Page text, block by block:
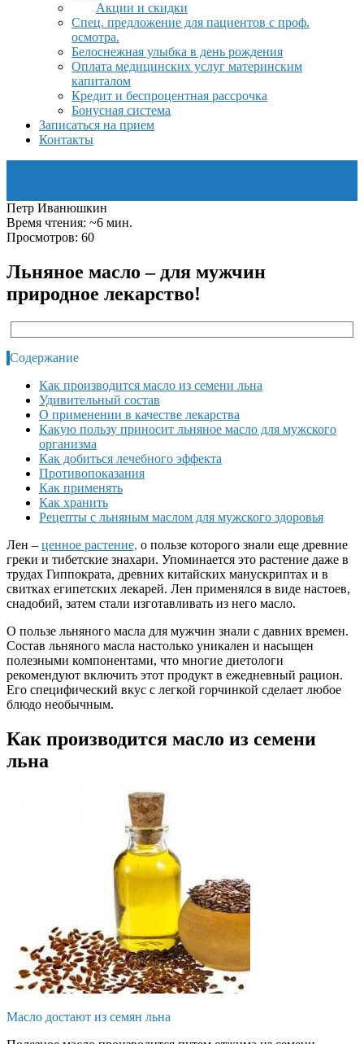
Акции и скидки
Спец. предложение для пациентов с проф.
осмотра.
Белоснежная улыбка в день рождения
Оплата медицинских услуг материнским
капиталом
Кредит и беспроцентная рассрочка
Бонусная система
Записаться на прием
Контакты
Петр Иванюшкин
Время чтения: ~6 мин.
Просмотров: 60
Льняное масло – для мужчин
природное лекарство!
Содержание
Как производится масло из семени льна
Удивительный состав
О применении в качестве лекарства
Какую пользу приносит льняное масло для мужского
организма
Как добиться лечебного эффекта
Противопоказания
Как применять
Как хранить
Рецепты с льняным маслом для мужского здоровья
Лен – ценное растение, о пользе которого знали еще древние
греки и тибетские знахари. Упоминается это растение даже в
трудах Гиппократа, древних китайских манускриптах и в
свитках египетских лекарей. Лен применялся в виде настоев,
снадобий, затем стали изготавливать из него масло.
О пользе льняного масла для мужчин знали с давних времен.
Состав льняного масла настолько уникален и насыщен
полезными компонентами, что многие диетологи
рекомендуют включить этот продукт в ежедневный рацион.
Его специфический вкус с легкой горчинкой сделает любое
блюдо необычным.
Как производится масло из семени
льна
Масло достают из семян льна